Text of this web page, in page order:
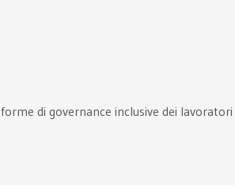
di governance inclusive dei